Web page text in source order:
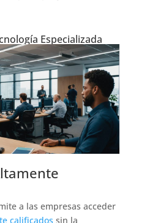
Especializada
a las empresas acceder
calificados sin la